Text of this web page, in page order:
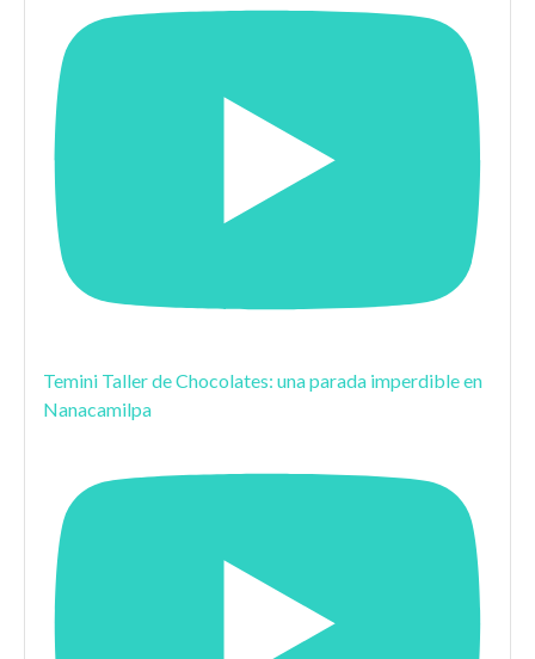
Temini Taller de Chocolates: una parada imperdible en
Nanacamilpa